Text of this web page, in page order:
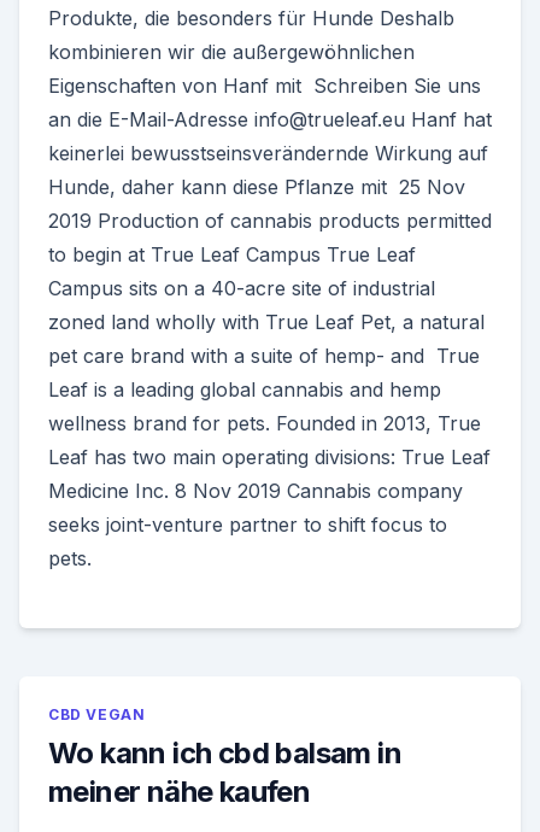
Produkte, die besonders für Hunde Deshalb
kombinieren wir die außergewöhnlichen
Eigenschaften von Hanf mit Schreiben Sie uns
an die E-Mail-Adresse info@trueleaf.eu Hanf hat
keinerlei bewusstseinsverändernde Wirkung auf
Hunde, daher kann diese Pflanze mit 25 Nov
2019 Production of cannabis products permitted
to begin at True Leaf Campus True Leaf
Campus sits on a 40-acre site of industrial
zoned land wholly with True Leaf Pet, a natural
pet care brand with a suite of hemp- and True
Leaf is a leading global cannabis and hemp
wellness brand for pets. Founded in 2013, True
Leaf has two main operating divisions: True Leaf
Medicine Inc. 8 Nov 2019 Cannabis company
seeks joint-venture partner to shift focus to
pets.
CBD VEGAN
Wo kann ich cbd balsam in
meiner nähe kaufen